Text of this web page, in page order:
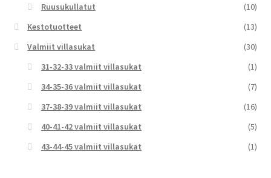
Ruusukullatut
(10)
Kestotuotteet
(13)
Valmiit villasukat
(30)
31-32-33 valmiit villasukat
(1)
34-35-36 valmiit villasukat
(7)
37-38-39 valmiit villasukat
(16)
40-41-42 valmiit villasukat
(5)
43-44-45 valmiit villasukat
(1)